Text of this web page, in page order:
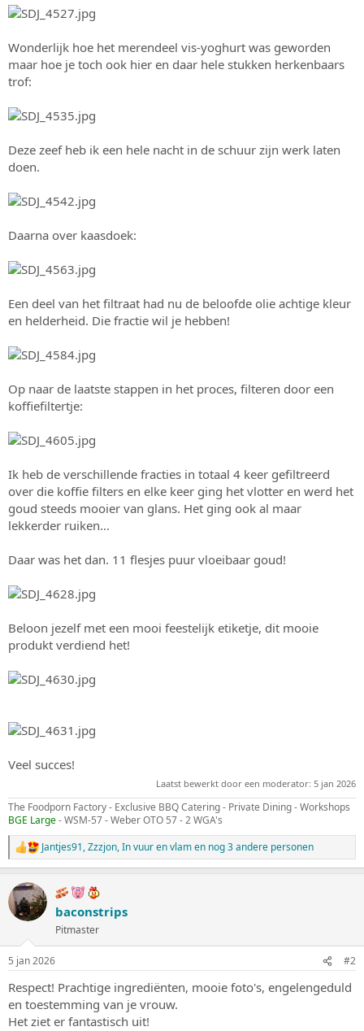
Wonderlijk hoe het merendeel vis-yoghurt was geworden
maar hoe je toch ook hier en daar hele stukken herkenbaars
trof:
Deze zeef heb ik een hele nacht in de schuur zijn werk laten
doen.
Daarna over kaasdoek:
Een deel van het filtraat had nu de beloofde olie achtige kleur
en helderheid. Die fractie wil je hebben!
Op naar de laatste stappen in het proces, filteren door een
koffiefiltertje:
Ik heb de verschillende fracties in totaal 4 keer gefiltreerd
over die koffie filters en elke keer ging het vlotter en werd het
goud steeds mooier van glans. Het ging ook al maar
lekkerder ruiken...
Daar was het dan. 11 flesjes puur vloeibaar goud!
Beloon jezelf met een mooi feestelijk etiketje, dit mooie
produkt verdiend het!
Veel succes!
Laatst bewerkt door een moderator: 5 jan 2026
The Foodporn Factory - Exclusive BBQ Catering - Private Dining - Workshops
BGE Large- WSM-57 - Weber OTO 57 - 2 WGA's
W
a
r
d
e
i
n
g
e
n
:
Jantjes91,Zzzjon,In vuur en vlamen nog 3 andere personen
baconstrips
Pitmaster
5 jan 2026 #2
Respect! Prachtige ingrediënten, mooie foto's, engelengeduld
en toestemming van je vrouw.
Het ziet er fantastisch uit!